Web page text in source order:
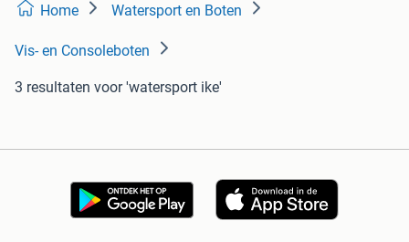
Home Watersport en Boten
Vis- en Consoleboten
3 resultaten voor 'watersport ike'